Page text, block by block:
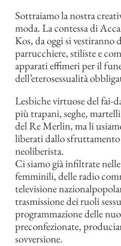
Sottraiamo la nostra
moda. La contessa di
Kos, da oggi si vestiranno
parrucchiere, stiliste e
apparati effimeri per il
dell’eterosessualità
Lesbiche virtuose del fai-
più trapani, seghe,
del Re Merlin, ma li
liberati dallo
neoliberista.
Ci siamo già infiltrate
femminili, delle radio
televisione
trasmissione dei ruoli
programmazione delle
preconfezionate,
sovversione.